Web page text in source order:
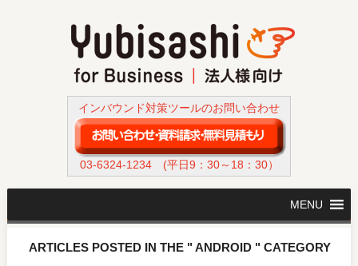
インバウンド対策ツールのお問い合わせ
03-6324-1234(平日9：30～18：30）
MENU
ARTICLES POSTED IN THE " ANDROID " CATEGORY